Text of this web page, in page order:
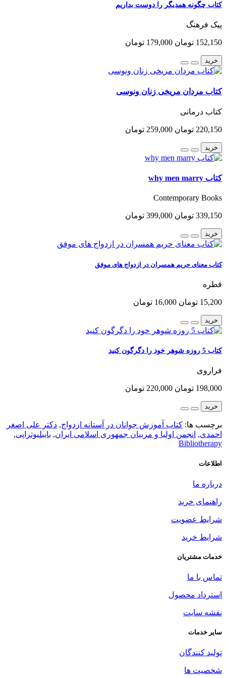
کتاب چگونه همدیگر را دوست بداریم
پیک فرهنگ
152,150 تومان 179,000 تومان
خرید
کتاب مردان مریخی زنان ونوسی
کتاب درمانی
220,150 تومان 259,000 تومان
خرید
کتاب why men marry
Contemporary Books
339,150 تومان 399,000 تومان
خرید
کتاب معنای حریم همسران در ازدواج های موفق
قطره
15,200 تومان 16,000 تومان
خرید
کتاب 5 روزه شوهر خود را دگرگون کنید
فراروی
198,000 تومان 220,000 تومان
خرید
برچسب ها: کتاب آموزش جوانان در آستانه ازدواج, دکتر علی اصغر
احمدی, انجمن اولیا و مربیان جمهوری اسلامی ایران, بایبلیوتراپی,
Bibliotherapy
اطلاعات
درباره ما
راهنمای خرید
شرایط عضویت
شرایط خرید
خدمات مشتریان
تماس با ما
استرداد محصول
نقشه سایت
سایر خدمات
تولید کنندگان
شخصیت ها